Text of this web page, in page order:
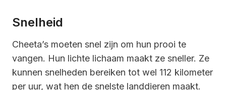
Snelheid
Cheeta’s moeten snel zijn om hun prooi te
vangen. Hun lichte lichaam maakt ze sneller. Ze
kunnen snelheden bereiken tot wel 112 kilometer
per uur, wat hen de snelste landdieren maakt.